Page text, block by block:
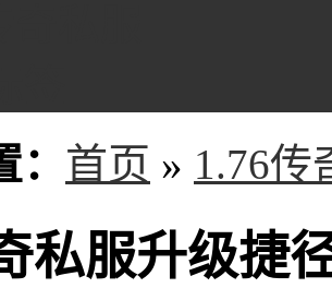
首页 » 1.76传
私服升级捷